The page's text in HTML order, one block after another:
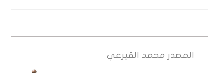
المصدر محمد القيرعي